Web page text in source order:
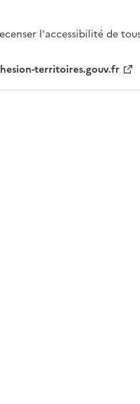
l'accessibilité de
territoires.gouv.fr